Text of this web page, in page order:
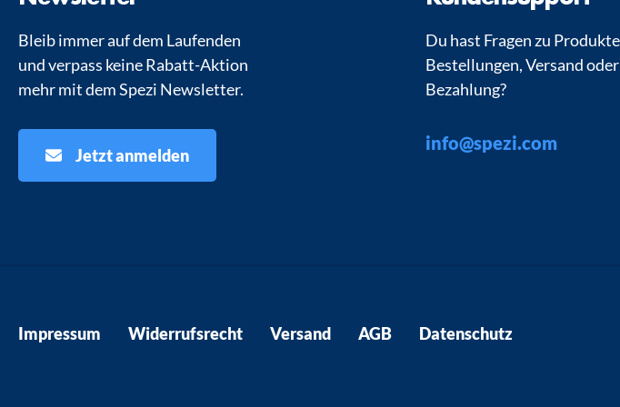
Bleib immer auf dem Laufenden
und verpass keine Rabatt-Aktion
mehr mit dem Spezi Newsletter.
Jetzt anmelden
Du hast Fragen zu
Bestellungen, Versand oder
Bezahlung?
info@spezi.com
Impressum Widerrufsrecht Versand AGB Datenschutz